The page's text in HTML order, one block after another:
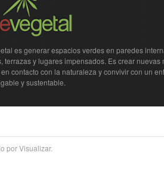
es generar espacios verdes en paredes
terrazas y lugares impensados. Es crear nuevas
contacto con la naturaleza y convivir con un
y sustentable.
por Visualizar.